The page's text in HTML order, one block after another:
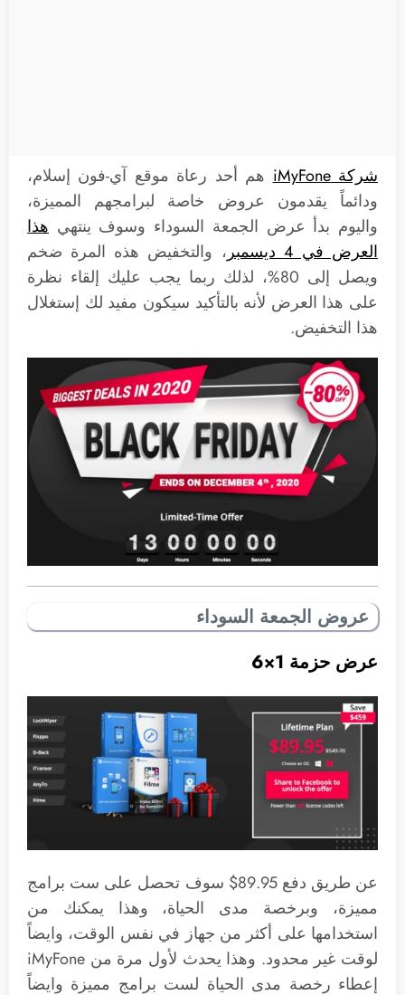
شركة iMyFone
هم أحد رعاة موقع آي-فون إسلام،
ودائماً يقدمون عروض خاصة لبرامجهم المميزة،
واليوم بدأ عرض الجمعة السوداء وسوف ينتهي هذا
العرض في 4 ديسمبر
، والتخفيض هذه المرة ضخم
ويصل إلى 80%، لذلك ربما يجب عليك إلقاء نظرة
على هذا العرض لأنه بالتأكيد سيكون مفيد لك إستغلال
هذا التخفيض.
عروض الجمعة السوداء
عرض حزمة 1×6
عن طريق دفع 89.95$ سوف تحصل على ست برامج
مميزة، وبرخصة مدى الحياة، وهذا يمكنك من
استخدامها على أكثر من جهاز في نفس الوقت، وايضاً
لوقت غير محدود. وهذا يحدث لأول مرة من iMyFone
إعطاء رخصة مدى الحياة لست برامج مميزة وايضاً